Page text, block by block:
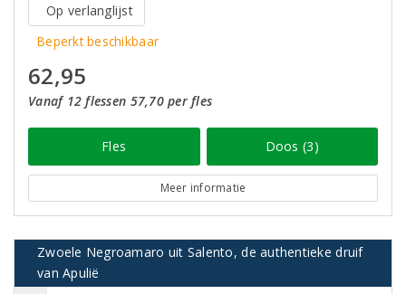
Op verlanglijst
Beperkt beschikbaar
62,95
Vanaf 12 flessen 57,70 per fles
Fles Doos (3)
Meer informatie
Zwoele Negroamaro uit Salento, de authentieke druif
van Apulië